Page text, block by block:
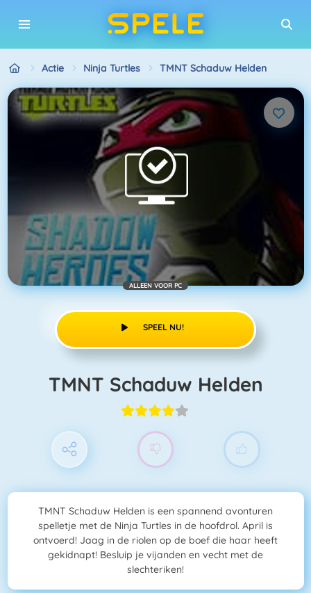
Actie Ninja Turtles TMNT Schaduw Helden
ALLEEN VOOR PC
SPEEL NU!
TMNT Schaduw Helden
TMNT Schaduw Helden is een spannend avonturen
spelletje met de Ninja Turtles in de hoofdrol. April is
ontvoerd! Jaag in de riolen op de boef die haar heeft
gekidnapt! Besluip je vijanden en vecht met de
slechteriken!